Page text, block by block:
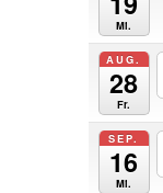
Mi.
AUG.
28
Fr.
SEP.
16
Mi.